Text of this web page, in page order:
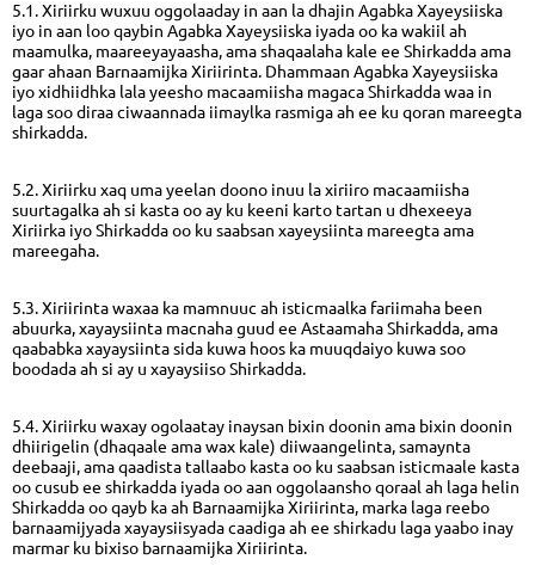
5.1. Xiriirku wuxuu oggolaaday in aan la dhajin Agabka Xayeysiiska
iyo in aan loo qaybin Agabka Xayeysiiska iyada oo ka wakiil ah
maamulka, maareeyayaasha, ama shaqaalaha kale ee Shirkadda ama
gaar ahaan Barnaamijka Xiriirinta. Dhammaan Agabka Xayeysiiska
iyo xidhiidhka lala yeesho macaamiisha magaca Shirkadda waa in
laga soo diraa ciwaannada iimaylka rasmiga ah ee ku qoran mareegta
shirkadda.
5.2. Xiriirku xaq uma yeelan doono inuu la xiriiro macaamiisha
suurtagalka ah si kasta oo ay ku keeni karto tartan u dhexeeya
Xiriirka iyo Shirkadda oo ku saabsan xayeysiinta mareegta ama
mareegaha.
5.3. Xiriirinta waxaa ka mamnuuc ah isticmaalka fariimaha been
abuurka, xayaysiinta macnaha guud ee Astaamaha Shirkadda, ama
qaababka xayaysiinta sida kuwa hoos ka muuqdaiyo kuwa soo
boodada ah si ay u xayaysiiso Shirkadda.
5.4. Xiriirku waxay ogolaatay inaysan bixin doonin ama bixin doonin
dhiirigelin (dhaqaale ama wax kale) diiwaangelinta, samaynta
deebaaji, ama qaadista tallaabo kasta oo ku saabsan isticmaale kasta
oo cusub ee shirkadda iyada oo aan oggolaansho qoraal ah laga helin
Shirkadda oo qayb ka ah Barnaamijka Xiriirinta, marka laga reebo
barnaamijyada xayaysiisyada caadiga ah ee shirkadu laga yaabo inay
marmar ku bixiso barnaamijka Xiriirinta.